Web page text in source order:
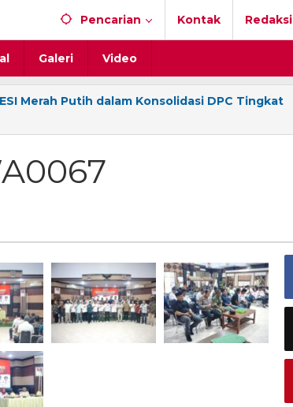
Pencarian Kontak Redaksi
Galeri Video
Merah Putih dalam Konsolidasi DPC Tingkat